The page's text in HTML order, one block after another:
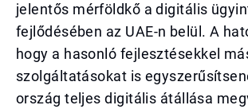
jelentős mérföldkő a digitális
fejlődésében az UAE-n belül. A
hogy a hasonló fejlesztésekkel
szolgáltatásokat is
ország teljes digitális átállása